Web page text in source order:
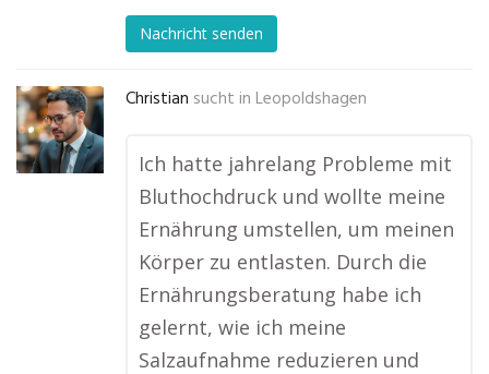
Nachricht senden
Christian sucht in Leopoldshagen
Ich hatte jahrelang Probleme mit
Bluthochdruck und wollte meine
Ernährung umstellen, um meinen
Körper zu entlasten. Durch die
Ernährungsberatung habe ich
gelernt, wie ich meine
Salzaufnahme reduzieren und